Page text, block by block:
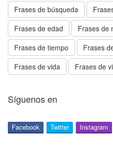
Frases de búsqueda
Frases de edad
Frases de
Frases de tiempo
Frases
Frases de vida
Frases de
Síguenos en
Facebook Twitter Instagram